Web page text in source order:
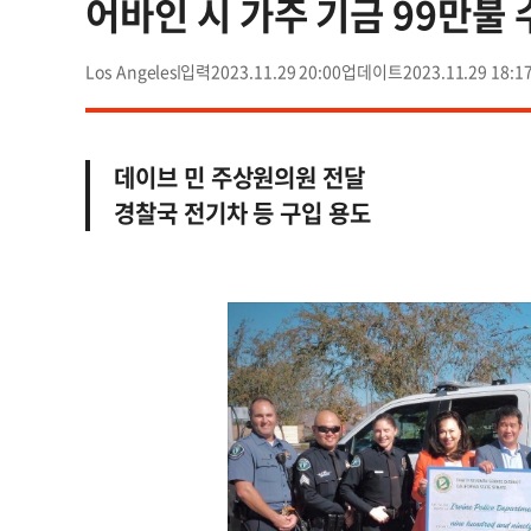
어바인 시 가주 기금 99만불
Los Angeles 2023.11.29 20:00 2023.11.29
데이브 민 주상원의원 전달
경찰국 전기차 등 구입 용도